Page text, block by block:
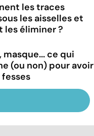
les traces
les aisselles et
les éliminer ?
masque... ce qui
(ou non) pour avoir